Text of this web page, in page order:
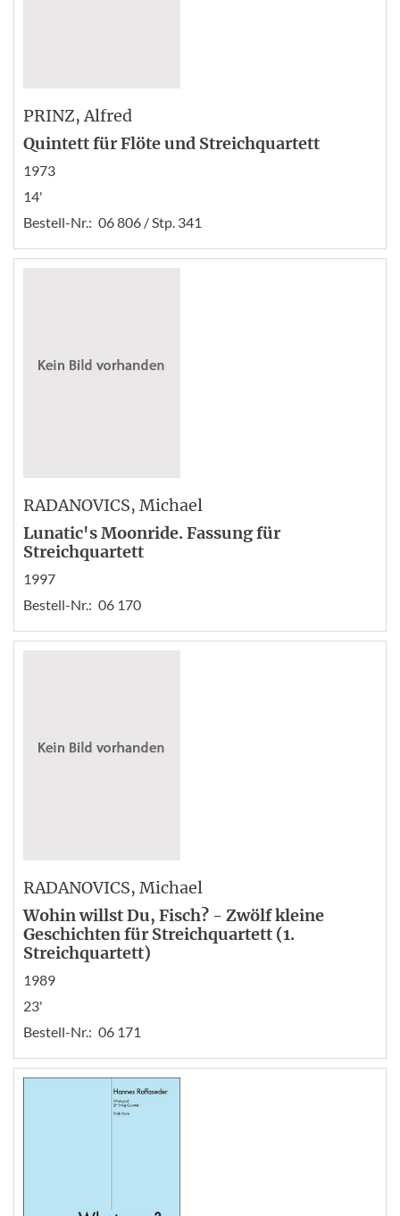
PRINZ, Alfred
Quintett für Flöte und Streichquartett
1973
14'
Bestell-Nr.: 06 806 / Stp. 341
RADANOVICS, Michael
Lunatic's Moonride. Fassung für
Streichquartett
1997
Bestell-Nr.: 06 170
RADANOVICS, Michael
Wohin willst Du, Fisch? - Zwölf kleine
Geschichten für Streichquartett (1.
Streichquartett)
1989
23'
Bestell-Nr.: 06 171